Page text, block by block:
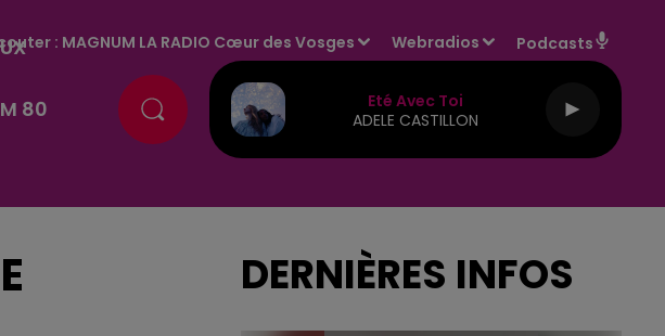
80
: MAGNUM LA RADIO Cœur des Vosges Webradios Podcasts
Eté Avec Toi
ADELE CASTILLON
DERNIÈRES INFOS